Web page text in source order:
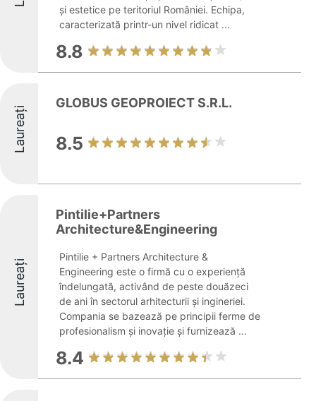
și estetice pe teritoriul României. Echipa,
caracterizată printr-un nivel ridicat ...
8.8
Laureați
GLOBUS GEOPROIECT S.R.L.
8.5
Laureați
Pintilie+Partners
Architecture&Engineering
Pintilie + Partners Architecture &
Engineering este o firmă cu o experiență
îndelungată, activând de peste douăzeci
de ani în sectorul arhitecturii și ingineriei.
Compania se bazează pe principii ferme de
profesionalism și inovație și furnizează ...
8.4